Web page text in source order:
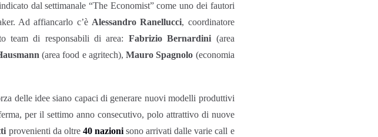
dal settimanale “The Economist” come uno dei fautori
Ad affiancarlo c’è Alessandro Ranellucci, coordinatore
team di responsabili di area: Fabrizio Bernardini (area
(area food e agritech),Mauro Spagnolo (economia
delle idee siano capaci di generare nuovi modelli produttivi
per il settimo anno consecutivo, polo attrattivo di nuove
provenienti da oltre 40 nazionisono arrivati dalle varie call e